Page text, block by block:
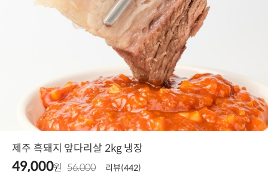
제주 흑돼지 앞다리살 2kg 냉장
49,000원 56,000 리뷰(442)